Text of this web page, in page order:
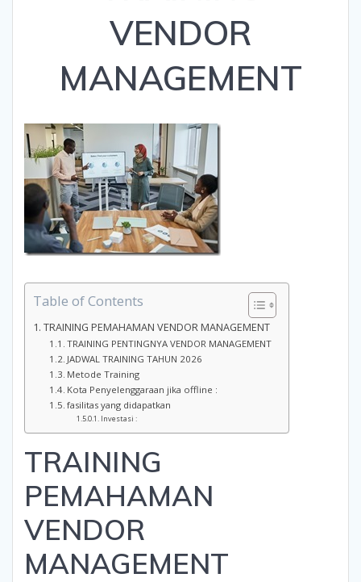
VENDOR
MANAGEMENT
Table of Contents
TRAINING PEMAHAMAN VENDOR MANAGEMENT
TRAINING PENTINGNYA VENDOR MANAGEMENT
JADWAL TRAINING TAHUN 2026
Metode Training
Kota Penyelenggaraan jika offline :
fasilitas yang didapatkan
Investasi :
TRAINING
PEMAHAMAN
VENDOR
MANAGEMENT